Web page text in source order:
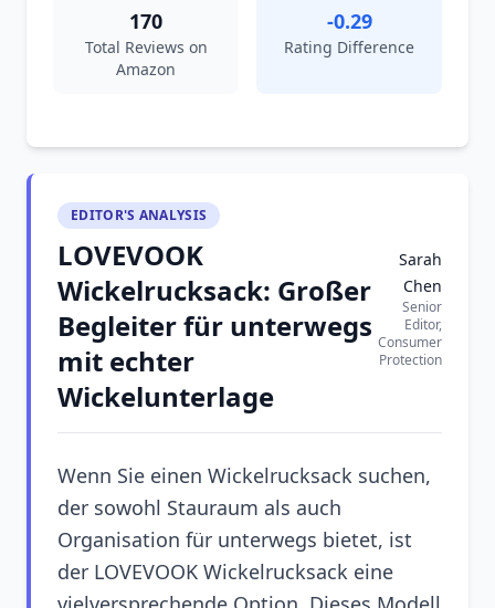
170
Total Reviews on
Amazon
-0.29
Rating Difference
EDITOR'S ANALYSIS
LOVEVOOK
Wickelrucksack: Großer
Begleiter für unterwegs
mit echter
Wickelunterlage
Sarah
Chen
Senior
Editor,
Consumer
Protection
Wenn Sie einen Wickelrucksack suchen,
der sowohl Stauraum als auch
Organisation für unterwegs bietet, ist
der LOVEVOOK Wickelrucksack eine